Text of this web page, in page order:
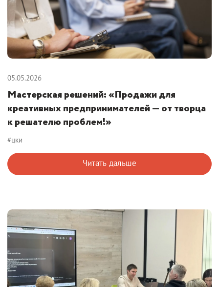
05.05.2026
Мастерская решений: «Продажи для
креативных предпринимателей — от творца
к решателю проблем!»
#цки
Читать дальше